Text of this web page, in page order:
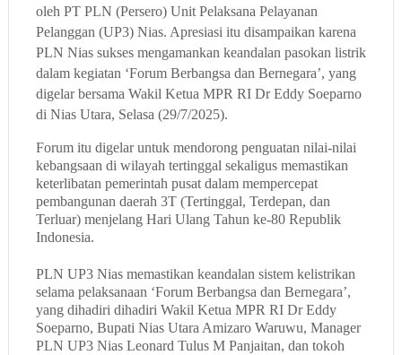
oleh PT PLN (Persero) Unit Pelaksana Pelayanan
Pelanggan (UP3) Nias. Apresiasi itu disampaikan karena
PLN Nias sukses mengamankan keandalan pasokan listrik
dalam kegiatan ‘Forum Berbangsa dan Bernegara’, yang
digelar bersama Wakil Ketua MPR RI Dr Eddy Soeparno
di Nias Utara, Selasa (29/7/2025).
Forum itu digelar untuk mendorong penguatan nilai-nilai
kebangsaan di wilayah tertinggal sekaligus memastikan
keterlibatan pemerintah pusat dalam mempercepat
pembangunan daerah 3T (Tertinggal, Terdepan, dan
Terluar) menjelang Hari Ulang Tahun ke-80 Republik
Indonesia.
PLN UP3 Nias memastikan keandalan sistem kelistrikan
selama pelaksanaan ‘Forum Berbangsa dan Bernegara’,
yang dihadiri dihadiri Wakil Ketua MPR RI Dr Eddy
Soeparno, Bupati Nias Utara Amizaro Waruwu, Manager
PLN UP3 Nias Leonard Tulus M Panjaitan, dan tokoh